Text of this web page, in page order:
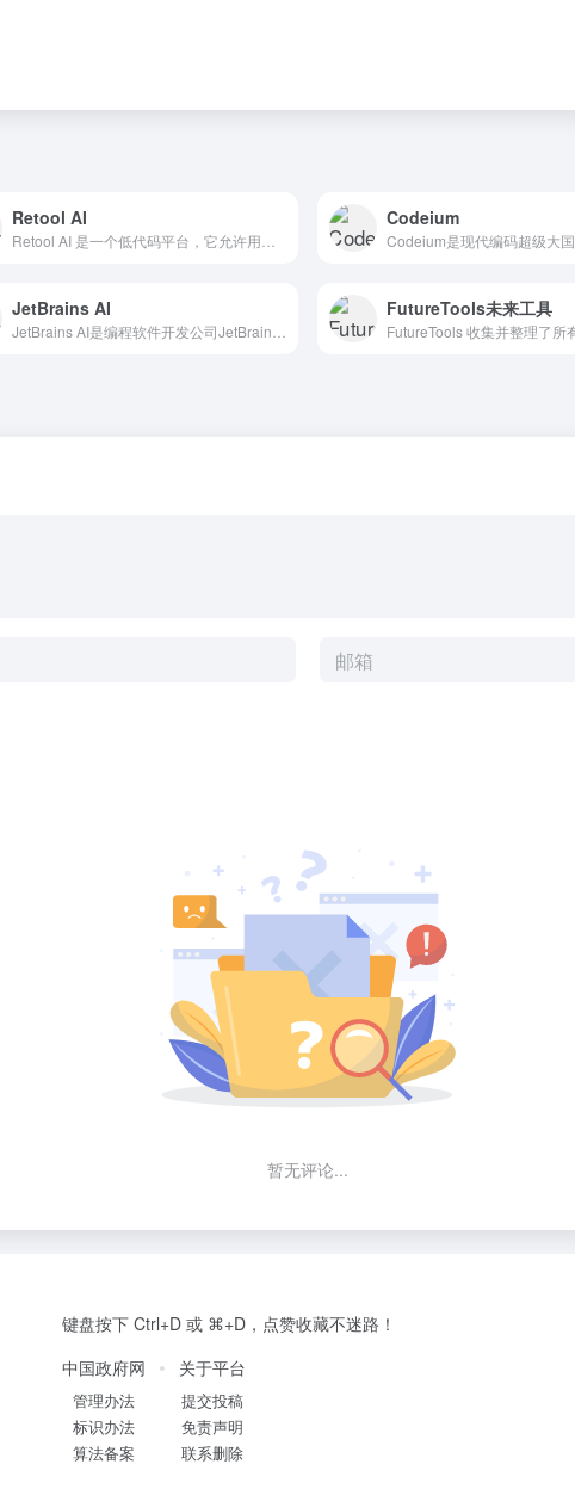
Retool AI Codeium
JetBrains AI FutureTools未来工具
暂无评论...
键盘按下 Ctrl+D 或 ⌘+D，点赞收藏不迷路！
中国政府网
管理办法
标识办法
算法备案
关于平台
提交投稿
免责声明
联系删除